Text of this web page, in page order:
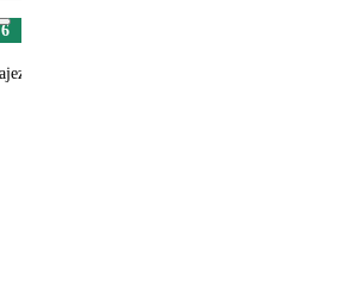
6
vyborny, jen chybely ceske programy na tv